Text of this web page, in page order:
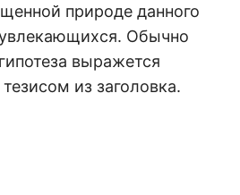
природе данного
Обычно
выражется
из заголовка.